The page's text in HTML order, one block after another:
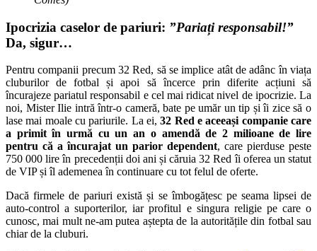
Ipocrizia caselor de pariuri: ”Pariați responsabil!”
Da, sigur…
Pentru companii precum 32 Red, să se implice atât de adânc în viața
cluburilor de fotbal și apoi să încerce prin diferite acțiuni să
încurajeze pariatul responsabil e cel mai ridicat nivel de ipocrizie. La
noi, Mister Ilie intră într-o cameră, bate pe umăr un tip și îi zice să o
lase mai moale cu pariurile. La ei,32 Red e aceeași companie care
a primit în urmă cu un an o amendă de 2 milioane de lire
pentru că a încurajat un parior dependent, care pierduse peste
750 000 lire în precedenții doi ani și căruia 32 Red îi oferea un statut
de VIP și îl ademenea în continuare cu tot felul de oferte.
Dacă firmele de pariuri există și se îmbogățesc pe seama lipsei de
auto-control a suporterilor, iar profitul e singura religie pe care o
cunosc, mai mult ne-am putea aștepta de la autoritățile din fotbal sau
chiar de la cluburi.